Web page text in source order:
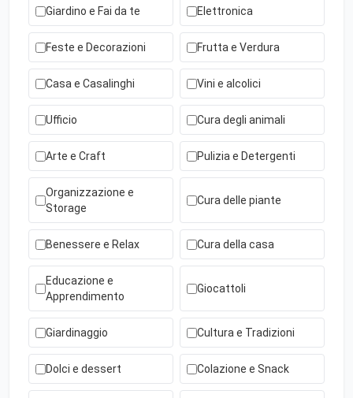
Giardino e Fai da te Elettronica
Feste e Decorazioni Frutta e Verdura
Casa e Casalinghi Vini e alcolici
Ufficio Cura degli animali
Arte e Craft Pulizia e Detergenti
Organizzazione e
Storage
Cura delle piante
Benessere e Relax Cura della casa
Educazione e
Apprendimento
Giocattoli
Giardinaggio Cultura e Tradizioni
Dolci e dessert Colazione e Snack